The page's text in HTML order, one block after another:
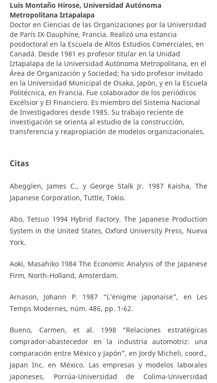
Luis Montaño Hirose, Universidad Autónoma
Metropolitana Iztapalapa
Doctor en Ciencias de las Organizaciones por la Universidad
de París IX-Dauphine, Francia. Realizó una estancia
posdoctoral en la Escuela de Altos Estudios Comerciales, en
Canadá. Desde 1981 es profesor titular en la Unidad
Iztapalapa de la Universidad Autónoma Metropolitana, en el
Área de Organización y Sociedad; ha sido profesor invitado
en la Universidad Municipal de Osaka, Japón, y en la Escuela
Politécnica, en Francia. Fue colaborador de los periódicos
Excélsior y El Financiero. Es miembro del Sistema Nacional
de Investigadores desde 1985. Su trabajo reciente de
investigación se orienta al estudio de la construcción,
transferencia y reapropiación de modelos organizacionales.
Citas
Abegglen, James C., y George Stalk Jr. 1987 Kaisha, The
Japanese Corporation, Tuttle, Tokio.
Abo, Tetsuo 1994 Hybrid Factory. The Japanese Production
System in the United States, Oxford University Press, Nueva
York.
Aoki, Masahiko 1984 The Economic Analysis of the Japanese
Firm, North-Holland, Amsterdam.
Arnason, Johann P. 1987 “L’énigme japonaise”, en Les
Temps Modernes, núm. 486, pp. 1-62.
Bueno, Carmen, et al. 1998 “Relaciones estratégicas
comprador-abastecedor en la industria automotriz: una
comparación entre México y Japón”, en Jordy Micheli, coord.,
Japan Inc. en México. Las empresas y modelos laborales
japoneses, Porrúa-Universidad de Colima-Universidad